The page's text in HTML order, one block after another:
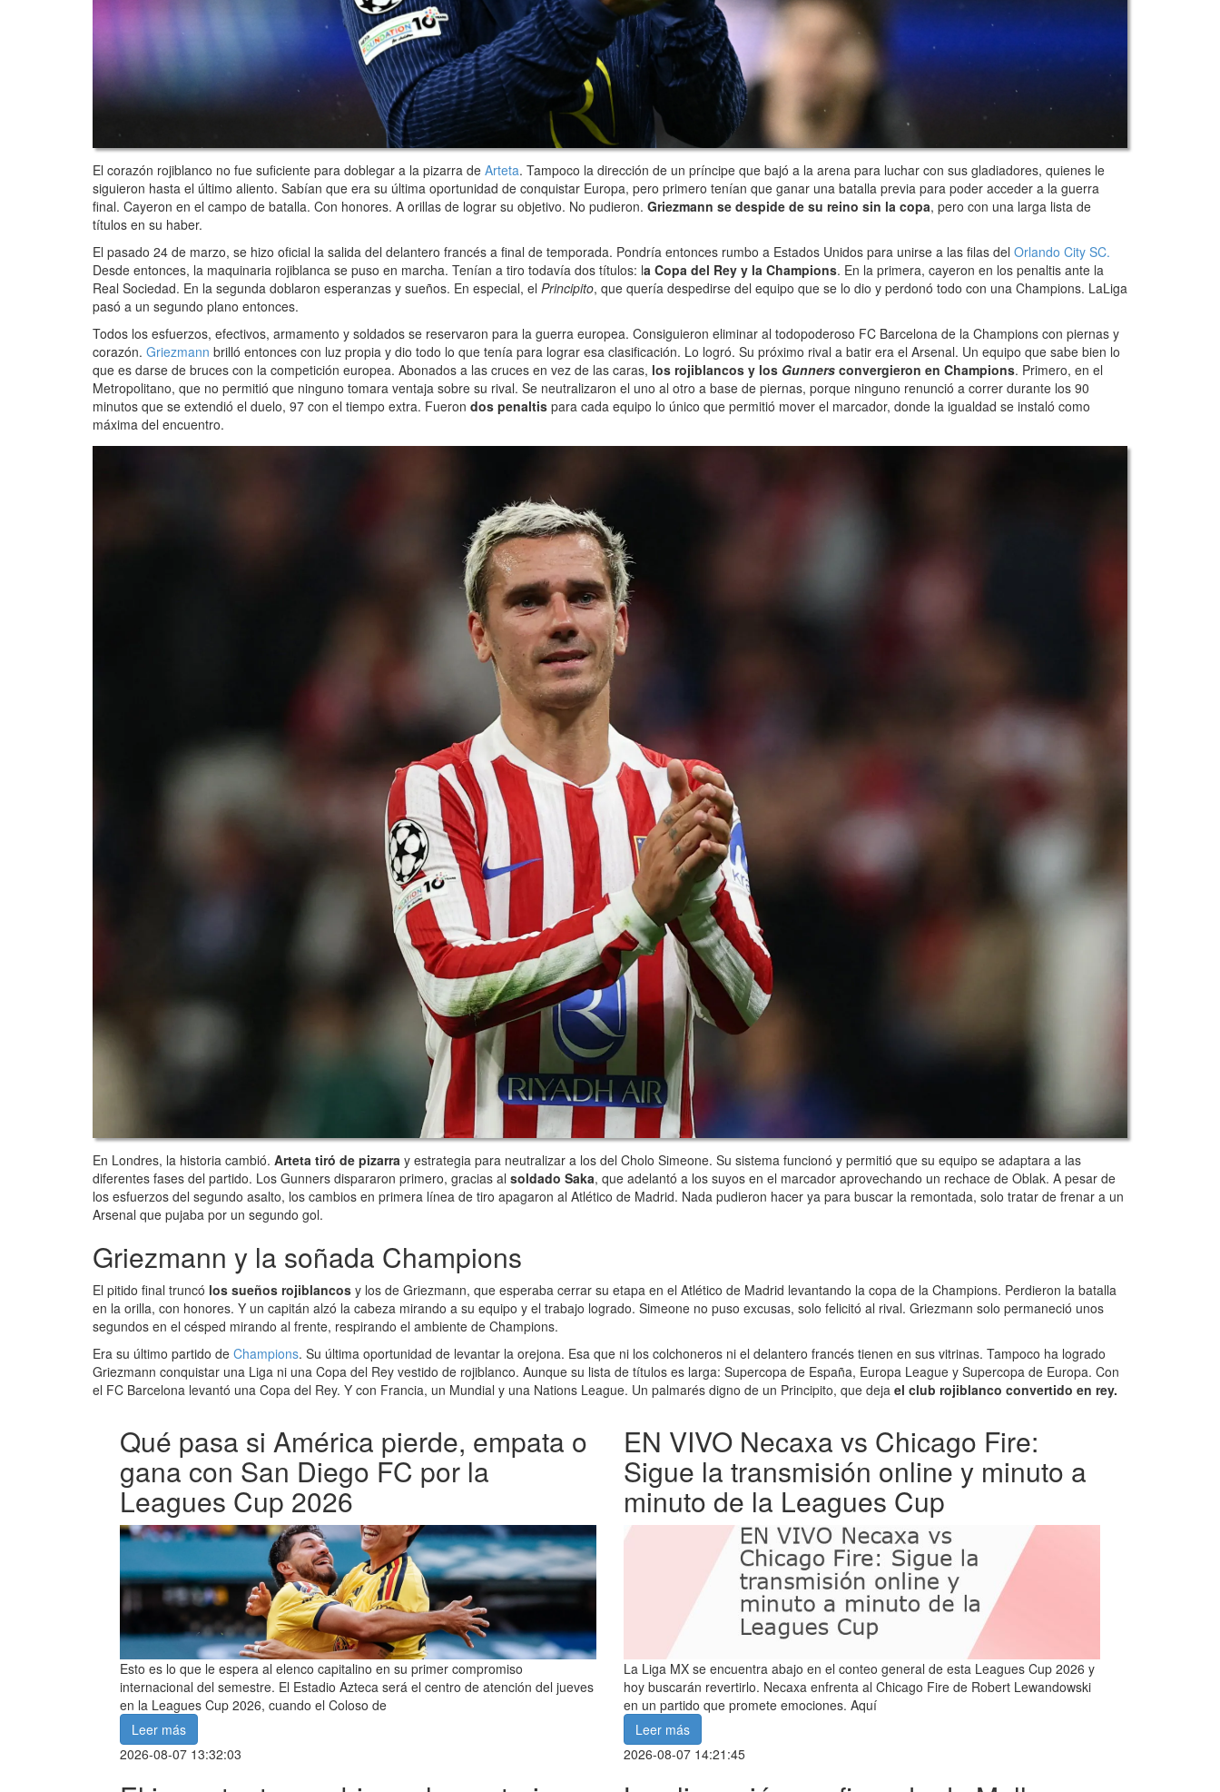
El corazón rojiblanco no fue suficiente para doblegar a la pizarra de Arteta. Tampoco la dirección de un príncipe que bajó a la arena para luchar con sus gladiadores, quienes le
siguieron hasta el último aliento. Sabían que era su última oportunidad de conquistar Europa, pero primero tenían que ganar una batalla previa para poder acceder a la guerra
final. Cayeron en el campo de batalla. Con honores. A orillas de lograr su objetivo. No pudieron. Griezmann se despide de su reino sin la copa, pero con una larga lista de
títulos en su haber.
El pasado 24 de marzo, se hizo oficial la salida del delantero francés a final de temporada. Pondría entonces rumbo a Estados Unidos para unirse a las filas del Orlando City SC.
Desde entonces, la maquinaria rojiblanca se puso en marcha. Tenían a tiro todavía dos títulos: la Copa del Rey y la Champions. En la primera, cayeron en los penaltis ante la
Real Sociedad. En la segunda doblaron esperanzas y sueños. En especial, el Principito, que quería despedirse del equipo que se lo dio y perdonó todo con una Champions. LaLiga
pasó a un segundo plano entonces.
Todos los esfuerzos, efectivos, armamento y soldados se reservaron para la guerra europea. Consiguieron eliminar al todopoderoso FC Barcelona de la Champions con piernas y
corazón. Griezmann brilló entonces con luz propia y dio todo lo que tenía para lograr esa clasificación. Lo logró. Su próximo rival a batir era el Arsenal. Un equipo que sabe bien lo
que es darse de bruces con la competición europea. Abonados a las cruces en vez de las caras, los rojiblancos y los Gunners convergieron en Champions. Primero, en el
Metropolitano, que no permitió que ninguno tomara ventaja sobre su rival. Se neutralizaron el uno al otro a base de piernas, porque ninguno renunció a correr durante los 90
minutos que se extendió el duelo, 97 con el tiempo extra. Fueron dos penaltis para cada equipo lo único que permitió mover el marcador, donde la igualdad se instaló como
máxima del encuentro.
En Londres, la historia cambió. Arteta tiró de pizarra y estrategia para neutralizar a los del Cholo Simeone. Su sistema funcionó y permitió que su equipo se adaptara a las
diferentes fases del partido. Los Gunners dispararon primero, gracias al soldado Saka, que adelantó a los suyos en el marcador aprovechando un rechace de Oblak. A pesar de
los esfuerzos del segundo asalto, los cambios en primera línea de tiro apagaron al Atlético de Madrid. Nada pudieron hacer ya para buscar la remontada, solo tratar de frenar a un
Arsenal que pujaba por un segundo gol.
Griezmann y la soñada Champions
El pitido final truncó los sueños rojiblancos y los de Griezmann, que esperaba cerrar su etapa en el Atlético de Madrid levantando la copa de la Champions. Perdieron la batalla
en la orilla, con honores. Y un capitán alzó la cabeza mirando a su equipo y el trabajo logrado. Simeone no puso excusas, solo felicitó al rival. Griezmann solo permaneció unos
segundos en el césped mirando al frente, respirando el ambiente de Champions.
Era su último partido de Champions. Su última oportunidad de levantar la orejona. Esa que ni los colchoneros ni el delantero francés tienen en sus vitrinas. Tampoco ha logrado
Griezmann conquistar una Liga ni una Copa del Rey vestido de rojiblanco. Aunque su lista de títulos es larga: Supercopa de España, Europa League y Supercopa de Europa. Con
el FC Barcelona levantó una Copa del Rey. Y con Francia, un Mundial y una Nations League. Un palmarés digno de un Principito, que deja el club rojiblanco convertido en rey.
Qué pasa si América pierde, empata o
gana con San Diego FC por la
Leagues Cup 2026
Esto es lo que le espera al elenco capitalino en su primer compromiso
internacional del semestre. El Estadio Azteca será el centro de atención del jueves
en la Leagues Cup 2026, cuando el Coloso de
Leer más
2026-08-07 13:32:03
EN VIVO Necaxa vs Chicago Fire:
Sigue la transmisión online y minuto a
minuto de la Leagues Cup
La Liga MX se encuentra abajo en el conteo general de esta Leagues Cup 2026 y
hoy buscarán revertirlo. Necaxa enfrenta al Chicago Fire de Robert Lewandowski
en un partido que promete emociones. Aquí
Leer más
2026-08-07 14:21:45